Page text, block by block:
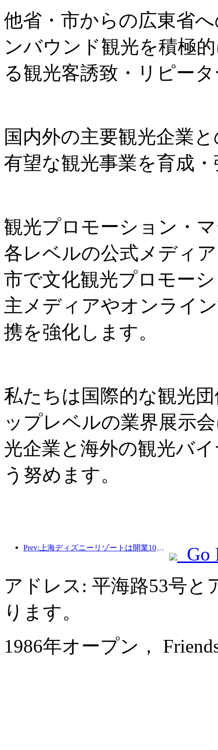
他省・市からの広東省
ンバウンド観光を積極
る観光客誘致・リピー
国内外の主要観光企業
有望な観光事業を育成
観光プロモーション・
各レベルの公式メディ
市で文化観光プロモー
主メディアやオンライ
携を強化します。
私たちは国際的な観光
ップレベルの業界展示
光企業と海外の観光バ
う努めます。
Prev:上海ディズニーリゾートは開業10周年を迎え、これまでに1億人以上の来場者数を記録した。
Go
アドレス: 平海路53号
ります。
1986年オープン，